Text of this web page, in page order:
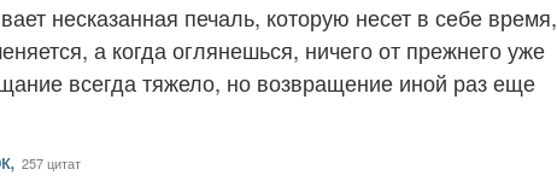
несказанная печаль, которую несет в себе время,
а когда оглянешься, ничего от прежнего уже
всегда тяжело, но возвращение иной раз еще
257 цитат